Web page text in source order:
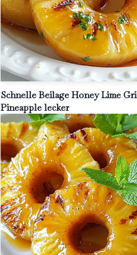
Schnelle Beilage Honey Lime
Pineapple lecker